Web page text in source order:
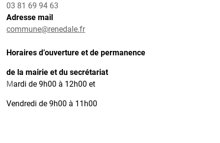
03 81 69 94 63
Adresse mail
commune@renedale.fr
Horaires d’ouverture et de permanence
de la mairie et du secrétariat
Mardi de 9h00 à 12h00 et
Vendredi de 9h00 à 11h00